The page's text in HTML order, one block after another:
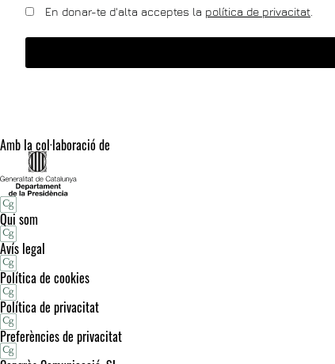
En donar-te d'alta acceptes la política de privacitat
Amb la col·laboració de
Qui som
Avís legal
Política de cookies
Política de privacitat
Preferències de privacitat